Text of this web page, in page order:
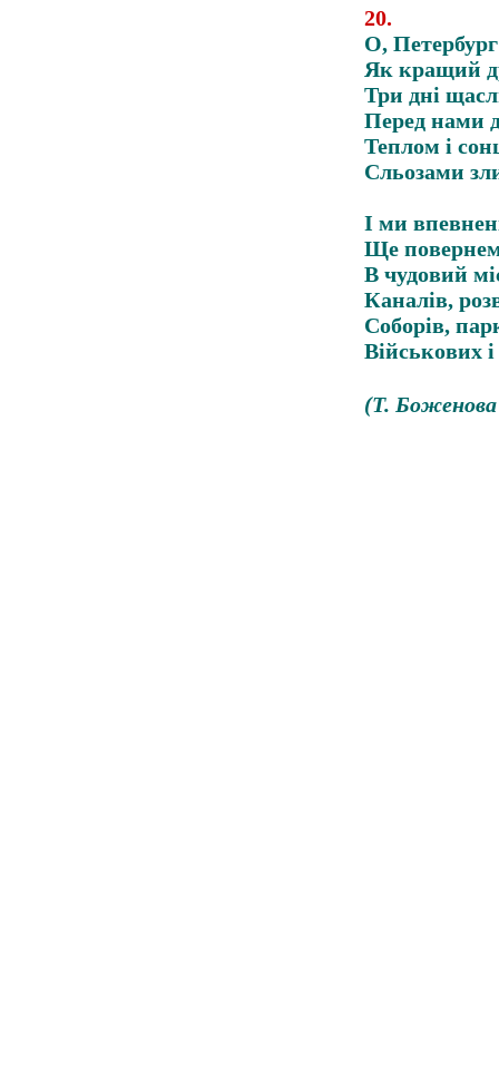
20.
О,
Як кращий
Три дні
Перед нами
Теплом і
Сльозами
І ми
Ще
В чудовий
Каналів,
Соборів,
Військових
(Т.